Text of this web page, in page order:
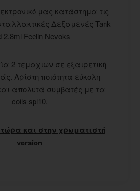
μας κατάστημα τις
Δεξαμενές Tank
2.8ml Feelin Nevoks
2 τεμαχιων σε εξαιρετική
Αρίστη ποιότητα εύκολη
απολυτά συμβατές με τα
coils spl10.
και στην χρωματιστή
version